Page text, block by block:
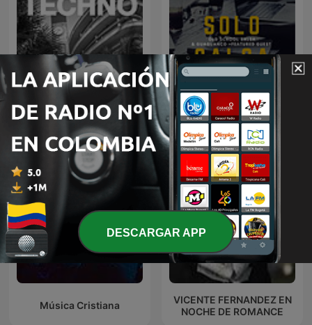
Medellin Techno Podcast Solo Salsa
Música Cristiana
VICENTE FERNANDEZ EN
NOCHE DE ROMANCE
DESCARGAR APP